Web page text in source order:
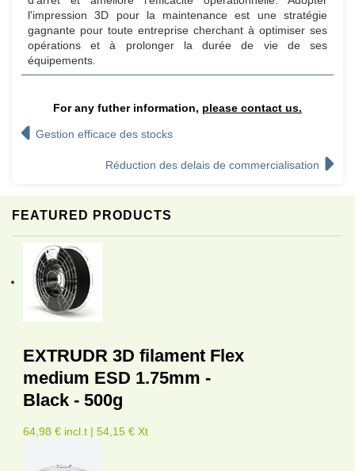
FEATURED PRODUCTS
EXTRUDR 3D filament Flex
medium ESD 1.75mm -
Black - 500g
64,98 € incl.t | 54,15 € Xt
l'impression 3D pour la maintenance est une stratégie
gagnante pour toute entreprise cherchant à optimiser ses
opérations et à prolonger la durée de vie de ses
équipements.
For any futher information, please contact us.
Gestion efficace des stocks
Réduction des delais de commercialisation